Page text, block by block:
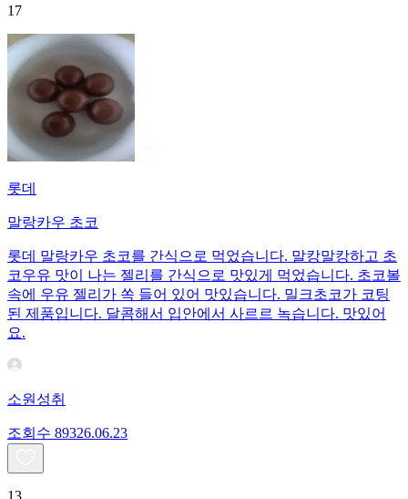
17
롯데
말랑카우 초코
롯데 말랑카우 초코를 간식으로 먹었습니다. 말캉말캉하고 초
코우유 맛이 나는 젤리를 간식으로 맛있게 먹었습니다. 초코볼
속에 우유 젤리가 쏙 들어 있어 맛있습니다. 밀크초코가 코팅
된 제품입니다. 달콤해서 입안에서 사르르 녹습니다. 맛있어
요.
소원성취
조회수 89326.06.23